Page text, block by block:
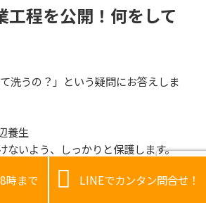
工程を公開！何をして
て洗うの？」という疑問にお答えしま
養生
ないよう、しっかりと保護します。
底の回転翼）や脱水槽を取り外しま
時まで  LINEでカンタン問合せ！